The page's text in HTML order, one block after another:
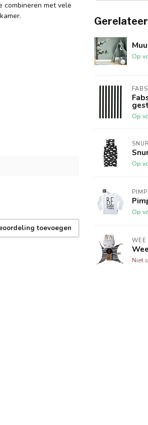
combineren met vele
toevoegen
Op
Op
Op
Op
WEE
Niet